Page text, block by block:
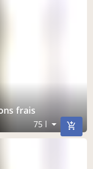
frais
75 l